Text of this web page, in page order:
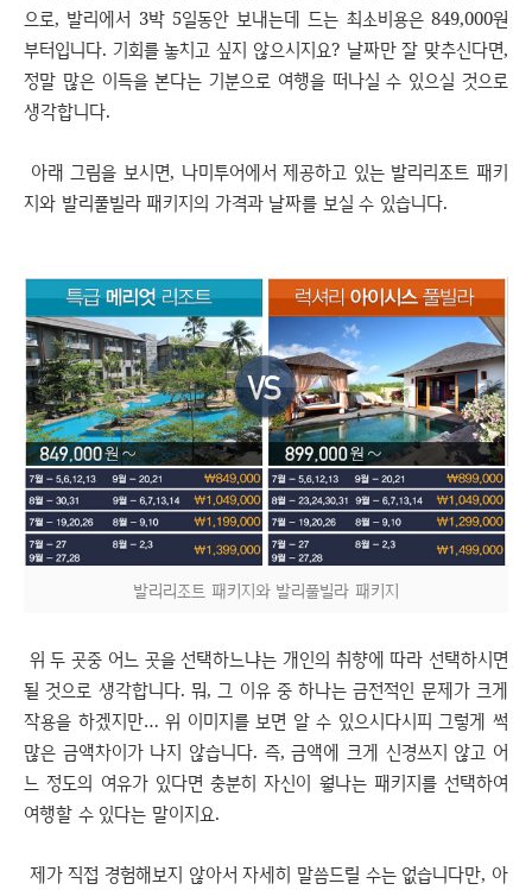
으로, 발리에서 3박 5일동안 보내는데 드는 최소비용은 849,000원
부터입니다. 기회를 놓치고 싶지 않으시지요? 날짜만 잘 맞추신다면,
정말 많은 이득을 본다는 기분으로 여행을 떠나실 수 있으실 것으로
생각합니다.
아래 그림을 보시면, 나미투어에서 제공하고 있는 발리리조트 패키
지와 발리풀빌라 패키지의 가격과 날짜를 보실 수 있습니다.
발리리조트 패키지와 발리풀빌라 패키지
위 두 곳중 어느 곳을 선택하느냐는 개인의 취향에 따라 선택하시면
될 것으로 생각합니다. 뭐, 그 이유 중 하나는 금전적인 문제가 크게
작용을 하겠지만… 위 이미지를 보면 알 수 있으시다시피 그렇게 썩
많은 금액차이가 나지 않습니다. 즉, 금액에 크게 신경쓰지 않고 어
느 정도의 여유가 있다면 충분히 자신이 웧나는 패키지를 선택하여
여행할 수 있다는 말이지요.
제가 직접 경험해보지 않아서 자세히 말씀드릴 수는 없습니다만, 아